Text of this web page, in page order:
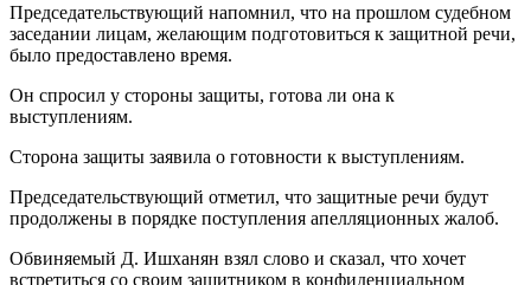
Председательствующий напомнил, что на прошлом судебном
заседании лицам, желающим подготовиться к защитной речи,
было предоставлено время.
Он спросил у стороны защиты, готова ли она к
выступлениям.
Сторона защиты заявила о готовности к выступлениям.
Председательствующий отметил, что защитные речи будут
продолжены в порядке поступления апелляционных жалоб.
Обвиняемый Д. Ишханян взял слово и сказал, что хочет
встретиться со своим защитником в конфиденциальном